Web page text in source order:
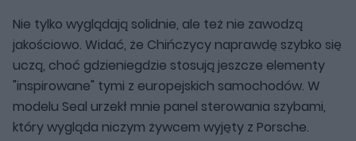
Nie tylko wyglądają solidnie, ale też nie zawodzą
jakościowo. Widać, że Chińczycy naprawdę szybko się
uczą, choć gdzieniegdzie stosują jeszcze elementy
"inspirowane" tymi z europejskich samochodów. W
modelu Seal urzekł mnie panel sterowania szybami,
który wygląda niczym żywcem wyjęty z Porsche.